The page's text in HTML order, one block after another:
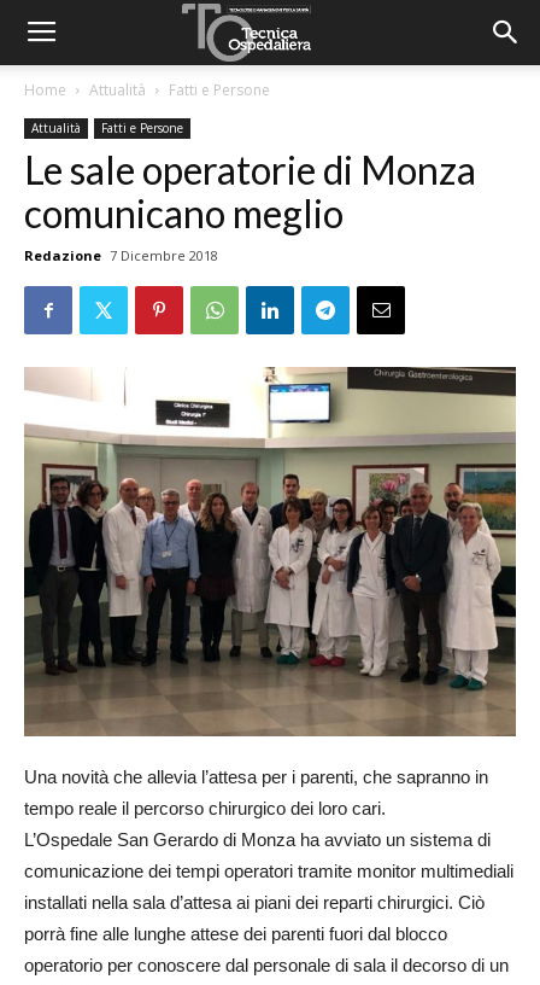
Home Attualità Fatti e Persone
Attualità Fatti e Persone
Le sale operatorie di Monza
comunicano meglio
Redazione 7 Dicembre 2018
Una novità che allevia l’attesa per i parenti, che sapranno in
tempo reale il percorso chirurgico dei loro cari.
L’Ospedale San Gerardo di Monza ha avviato un sistema di
comunicazione dei tempi operatori tramite monitor multimediali
installati nella sala d’attesa ai piani dei reparti chirurgici. Ciò
porrà fine alle lunghe attese dei parenti fuori dal blocco
operatorio per conoscere dal personale di sala il decorso di un